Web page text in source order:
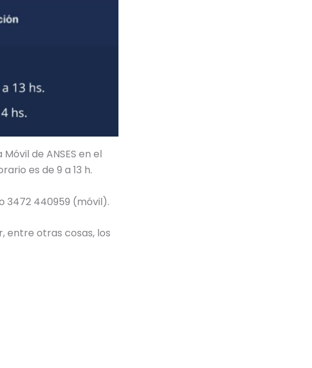
de ANSES en el
es de 9 a 13 h.
3472 440959 (móvil).
entre otras cosas, los